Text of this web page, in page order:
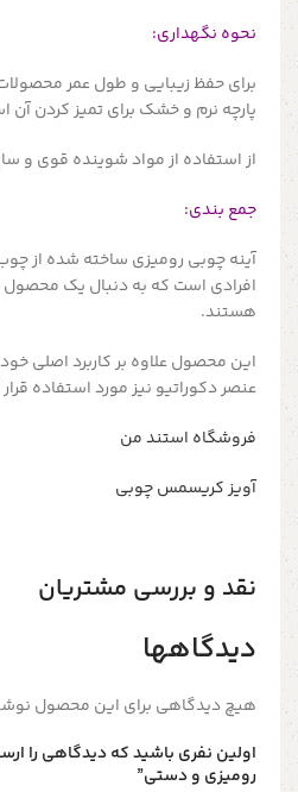
نحوه نگهداری:
برای حفظ زیبایی و طول عمر
پارچه نرم و خشک برای تمیز کردن آن
از استفاده از مواد شوینده قوی و
جمع بندی:
آینه چوبی رومیزی ساخته شده از
افرادی است که به دنبال یک محصول
هستند.
این محصول علاوه بر کاربرد اصلی
عنصر دکوراتیو نیز مورد استفاده
فروشگاه استند من
آویز کریسمس چوبی
نقد و بررسی مشتریان
دیدگاهها
هیچ دیدگاهی برای این محصول
اولین نفری باشید که دیدگاهی را
رومیزی و دستی”